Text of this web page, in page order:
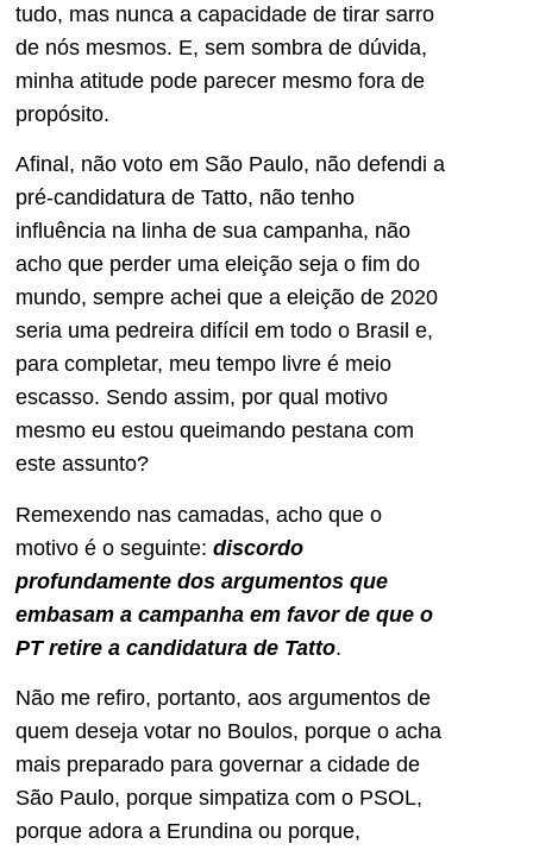
tudo, mas nunca a capacidade de tirar sarro
de nós mesmos. E, sem sombra de dúvida,
minha atitude pode parecer mesmo fora de
propósito.
Afinal, não voto em São Paulo, não defendi a
pré-candidatura de Tatto, não tenho
influência na linha de sua campanha, não
acho que perder uma eleição seja o fim do
mundo, sempre achei que a eleição de 2020
seria uma pedreira difícil em todo o Brasil e,
para completar, meu tempo livre é meio
escasso. Sendo assim, por qual motivo
mesmo eu estou queimando pestana com
este assunto?
Remexendo nas camadas, acho que o
motivo é o seguinte: discordo
profundamente dos argumentos que
embasam a campanha em favor de que o
PT retire a candidatura de Tatto.
Não me refiro, portanto, aos argumentos de
quem deseja votar no Boulos, porque o acha
mais preparado para governar a cidade de
São Paulo, porque simpatiza com o PSOL,
porque adora a Erundina ou porque,